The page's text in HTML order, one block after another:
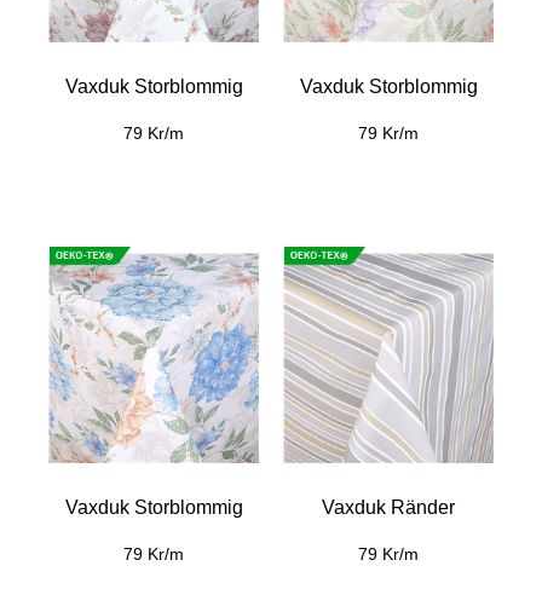
Vaxduk Storblommig
79 Kr/m
Vaxduk Storblommig
79 Kr/m
Vaxduk Storblommig
79 Kr/m
Vaxduk Ränder
79 Kr/m